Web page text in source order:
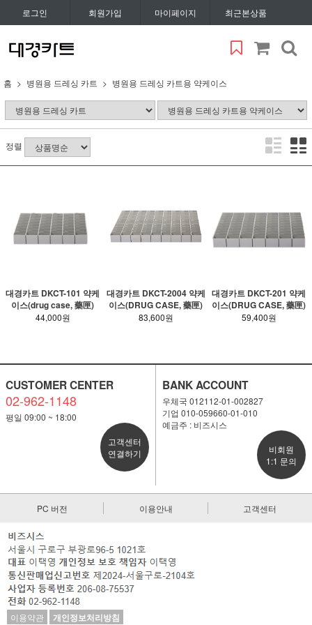
로그인 회원가입 마이페이지 최근본상품
홈 병원용 드레싱 카트 병원용 드레싱 카트용 약케이스
정렬
대경카트 DKCT-101 약케
이스(drug case, 藥匣)
44,000원
대경카트 DKCT-2004 약케
이스(DRUG CASE, 藥匣)
83,600원
대경카트 DKCT-201 약케
이스(DRUG CASE, 藥匣)
59,400원
CUSTOMER CENTER
02-962-1148
평일 09:00 ~ 18:00
고객센터
연결하기
BANK ACCOUNT
우체국 012112-01-002827
기업 010-059660-01-010
예금주 : 비즈시스
비회원
1:1 문의
PC 버전 이용안내 고객센터
이용약관 개인정보처리방침